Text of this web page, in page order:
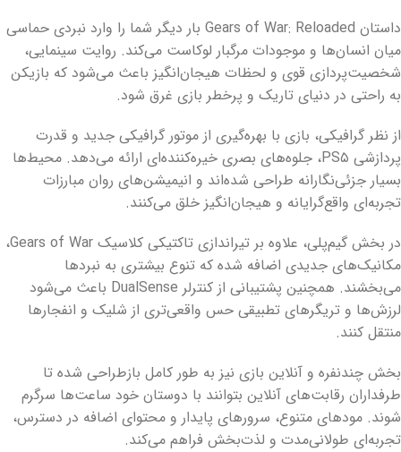
داستان Gears of War: Reloaded بار دیگر شما را وارد نبردی حماسی
میان انسان‌ها و موجودات مرگبار لوکاست می‌کند. روایت سینمایی،
شخصیت‌پردازی قوی و لحظات هیجان‌انگیز باعث می‌شود که بازیکن
به راحتی در دنیای تاریک و پرخطر بازی غرق شود.
از نظر گرافیکی، بازی با بهره‌گیری از موتور گرافیکی جدید و قدرت
پردازشی PS۵، جلوه‌های بصری خیره‌کننده‌ای ارائه می‌دهد. محیط‌ها
بسیار جزئی‌نگارانه طراحی شده‌اند و انیمیشن‌های روان مبارزات
تجربه‌ای واقع‌گرایانه و هیجان‌انگیز خلق می‌کنند.
در بخش گیم‌پلی، علاوه بر تیراندازی تاکتیکی کلاسیک Gears of War،
مکانیک‌های جدیدی اضافه شده که تنوع بیشتری به نبردها
می‌بخشند. همچنین پشتیبانی از کنترلر DualSense باعث می‌شود
لرزش‌ها و تریگرهای تطبیقی حس واقعی‌تری از شلیک و انفجارها
منتقل کنند.
بخش چندنفره و آنلاین بازی نیز به طور کامل بازطراحی شده تا
طرفداران رقابت‌های آنلاین بتوانند با دوستان خود ساعت‌ها سرگرم
شوند. مودهای متنوع، سرورهای پایدار و محتوای اضافه در دسترس،
تجربه‌ای طولانی‌مدت و لذت‌بخش فراهم می‌کند.